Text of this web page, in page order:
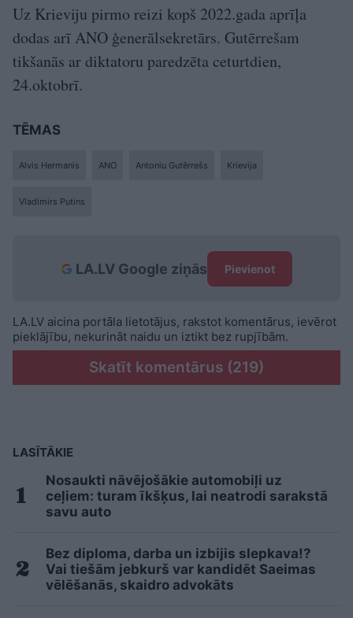
Uz Krieviju pirmo reizi kopš 2022.gada aprīļa
dodas arī ANO ģenerālsekretārs. Gutērrešam
tikšanās ar diktatoru paredzēta ceturtdien,
24.oktobrī.
TĒMAS
Alvis Hermanis ANO Antoniu Gutērrešs Krievija
Vladimirs Putins
LA.LV Google ziņās Pievienot
LA.LV aicina portāla lietotājus, rakstot komentārus, ievērot
pieklājību, nekurināt naidu un iztikt bez rupjībām.
Skatīt komentārus (219)
LASĪTĀKIE
Nosaukti nāvējošākie automobiļi uz
ceļiem: turam īkšķus, lai neatrodi sarakstā
savu auto
Bez diploma, darba un izbijis slepkava!?
Vai tiešām jebkurš var kandidēt Saeimas
vēlēšanās, skaidro advokāts